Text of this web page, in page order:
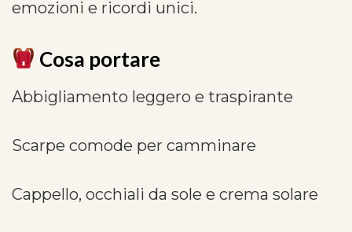
emozioni e ricordi unici.
Cosa portare
Abbigliamento leggero e traspirante
Scarpe comode per camminare
Cappello, occhiali da sole e crema solare